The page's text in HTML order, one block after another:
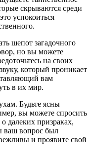
скрываются среди
успокоиться
шепот загадочного
но вы можете
на своих
который проникает
вам
в их мир.
Будьте ясны
вы можете спросить
далеких призраках,
ваш вопрос был
и проявите свой